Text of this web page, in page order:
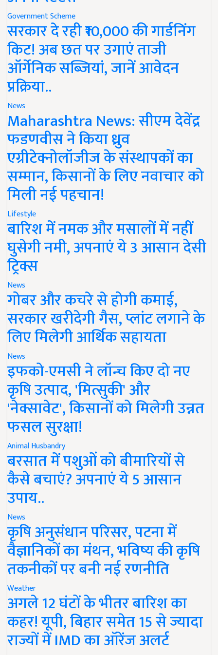
Government Scheme
सरकार दे रही ₹10,000 की गार्डनिंग
किट! अब छत पर उगाएं ताजी
ऑर्गेनिक सब्जियां, जानें आवेदन
प्रक्रिया..
News
Maharashtra News: सीएम देवेंद्र
फडणवीस ने किया ध्रुव
एग्रीटेक्नोलॉजीज के संस्थापकों का
सम्मान, किसानों के लिए नवाचार को
मिली नई पहचान!
Lifestyle
बारिश में नमक और मसालों में नहीं
घुसेगी नमी, अपनाएं ये 3 आसान देसी
ट्रिक्स
News
गोबर और कचरे से होगी कमाई,
सरकार खरीदेगी गैस, प्लांट लगाने के
लिए मिलेगी आर्थिक सहायता
News
इफको-एमसी ने लॉन्च किए दो नए
कृषि उत्पाद, 'मित्सुकी' और
'नेक्सावेट', किसानों को मिलेगी उन्नत
फसल सुरक्षा!
Animal Husbandry
बरसात में पशुओं को बीमारियों से
कैसे बचाएं? अपनाएं ये 5 आसान
उपाय..
News
कृषि अनुसंधान परिसर, पटना में
वैज्ञानिकों का मंथन, भविष्य की कृषि
तकनीकों पर बनी नई रणनीति
Weather
अगले 12 घंटों के भीतर बारिश का
कहर! यूपी, बिहार समेत 15 से ज्यादा
राज्यों में IMD का ऑरेंज अलर्ट